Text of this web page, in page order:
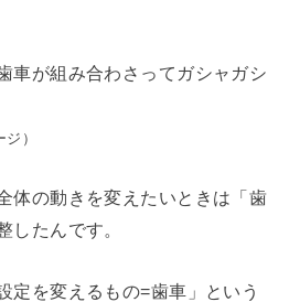
車が組み合わさってガシャガシ
）
体の動きを変えたいときは「歯
したんです。
定を変えるもの=歯車」という